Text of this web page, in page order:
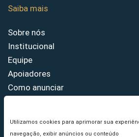
Utilizamos cookies para aprimorar sua
navegação, exibir anúncios ou conteúdo
Saiba mais
Sobre nós
Institucional
Equipe
Apoiadores
Como anunciar